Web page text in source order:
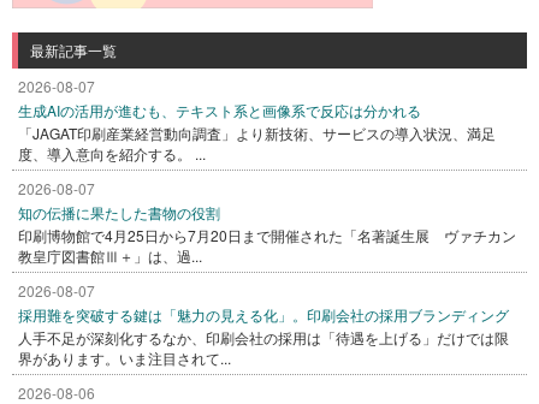
最新記事一覧
2026-08-07
生成AIの活用が進むも、テキスト系と画像系で反応は分かれる
「JAGAT印刷産業経営動向調査」より新技術、サービスの導入状況、満足
度、導入意向を紹介する。 ...
2026-08-07
知の伝播に果たした書物の役割
印刷博物館で4月25日から7月20日まで開催された「名著誕生展 ヴァチカン
教皇庁図書館Ⅲ＋」は、過...
2026-08-07
採用難を突破する鍵は「魅力の見える化」。印刷会社の採用ブランディング
人手不足が深刻化するなか、印刷会社の採用は「待遇を上げる」だけでは限
界があります。いま注目されて...
2026-08-06